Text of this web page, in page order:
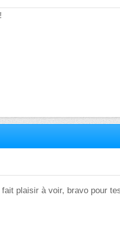
plaisir à voir, bravo pour